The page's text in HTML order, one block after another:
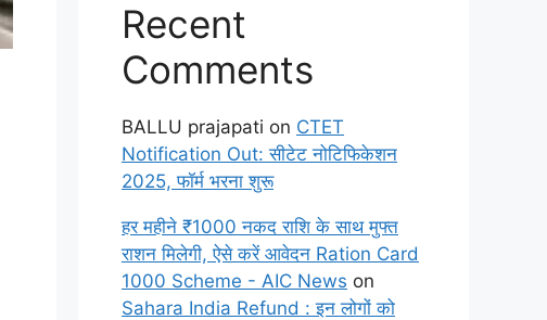
Recent
Comments
BALLU prajapati on CTET
Notification Out: सीटेट नोटिफिकेशन
2025, फॉर्म भरना शुरू
हर महीने ₹1000 नकद राशि के साथ मुफ्त
राशन मिलेगी, ऐसे करें आवेदन Ration Card
1000 Scheme - AIC News on
Sahara India Refund : इन लोगों को